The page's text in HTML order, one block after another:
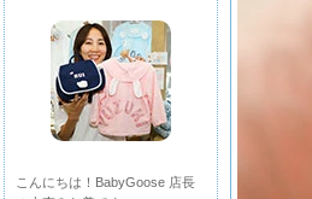
こんにちは！BabyGoose 店長